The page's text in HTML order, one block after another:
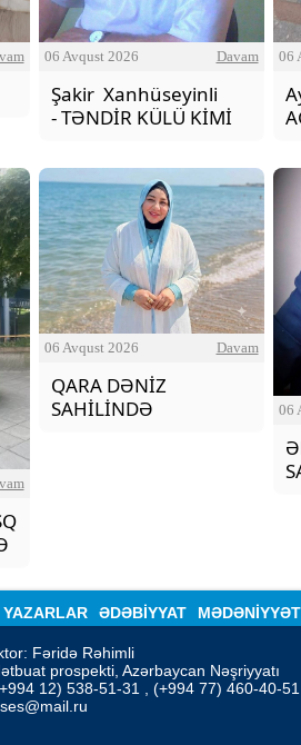
06 Avqust 2026 Davam
Şakir Xanhüseyinli
- TƏNDİR KÜLÜ KİMİ
06
06 Avqust 2026 Davam
QARA DƏNİZ
SAHİLİNDƏ
06
YAZARLAR ƏDƏBIYYAT MƏDƏNİYYƏT
Fəridə Rəhimli
prospekti, Azərbaycan Nəşriyyatı
12) 538-51-31 , (+994 77) 460-40-51